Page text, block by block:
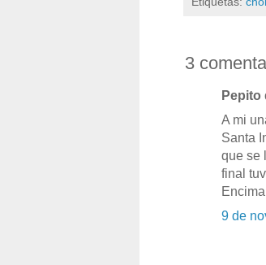
3
Pepito
A mi
Santa
que se
final
9 de